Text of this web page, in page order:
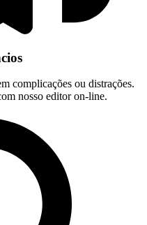
complicações ou distrações.
nosso editor on-line.